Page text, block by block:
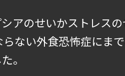
アのせいかストレス
ない外食恐怖症にま
。